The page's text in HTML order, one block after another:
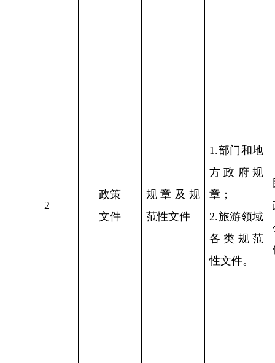
政策
文件
2
规章及规
范性文件
1.部门和地
方政府规
章；
2.旅游领域
各类规范
性文件。